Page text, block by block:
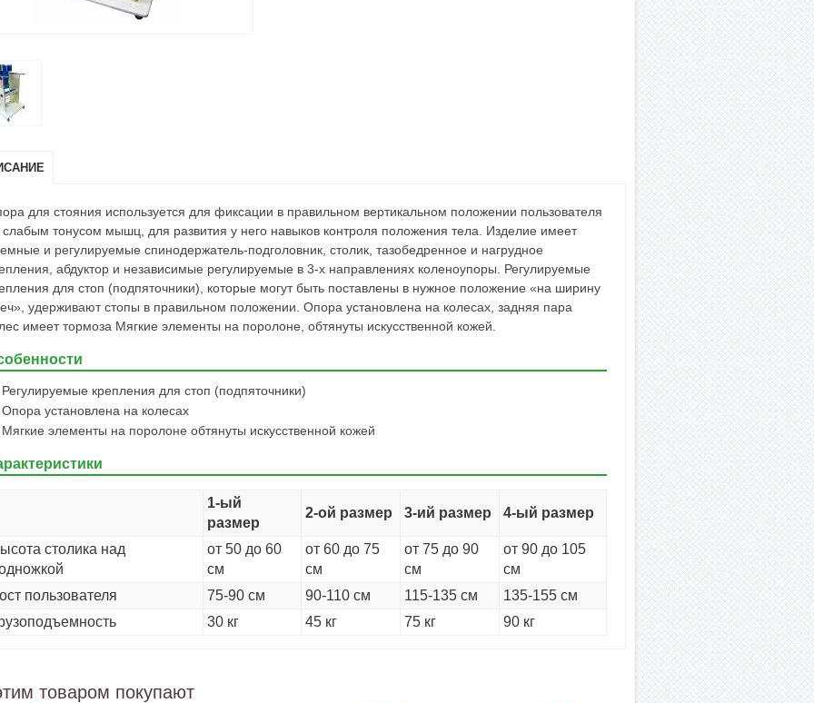
для стояния используется для фиксации в правильном вертикальном положении пользователя
слабым тонусом мышц, для развития у него навыков контроля положения тела. Изделие имеет
и регулируемые спинодержатель-подголовник, столик, тазобедренное и нагрудное
абдуктор и независимые регулируемые в 3-х направлениях коленоупоры. Регулируемые
для стоп (подпяточники), которые могут быть поставлены в нужное положение «на ширину
удерживают стопы в правильном положении. Опора установлена на колесах, задняя пара
имеет тормоза Мягкие элементы на поролоне, обтянуты искусственной кожей.
Регулируемые крепления для стоп (подпяточники)
Опора установлена на колесах
Мягкие элементы на поролоне обтянуты искусственной кожей
1-ый
размер
2-ой размер 3-ий размер 4-ый размер
столика над
от 50 до 60
см
от 60 до 75
см
от 75 до 90
см
от 90 до 105
см
пользователя
75-90 см 90-110 см 115-135 см
135-155 см
30 кг 45 кг 75 кг 90 кг
товаром покупают